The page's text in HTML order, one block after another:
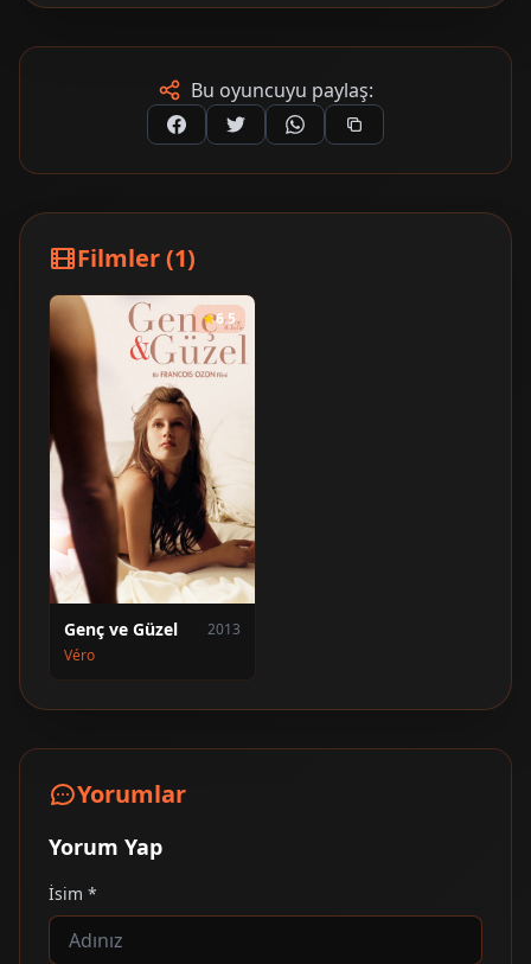
Bu oyuncuyu paylaş:
Filmler (1)
6.5
Genç ve Güzel
2013
Véro
Yorumlar
Yorum Yap
İsim *